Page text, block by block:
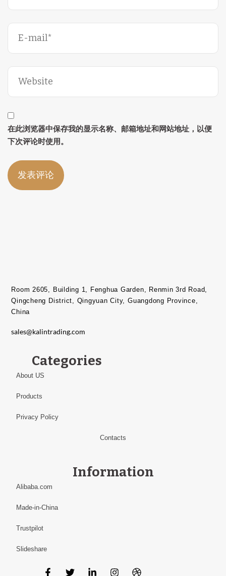
在此浏览器中保存我的显示名称、邮箱地址和网站地址，以便
下次评论时使用。
Room 2605, Building 1, Fenghua Garden, Renmin 3rd Road,
Qingcheng District, Qingyuan City, Guangdong Province,
China​
sales@kalintrading.com
Categories
About US
Products
Privacy Policy
Contacts
Information
Alibaba.com
Made-in-China
Trustpilot
Slideshare